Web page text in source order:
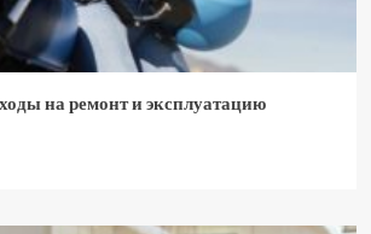
на ремонт и эксплуатацию